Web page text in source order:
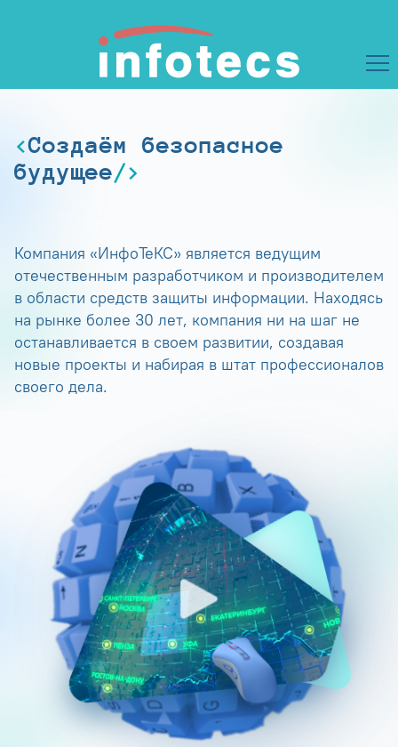
Создаём безопасное
будущее
Компания «ИнфоТеКС» является ведущим
отечественным разработчиком и производителем
в области средств защиты информации. Находясь
на рынке более 30 лет, компания ни на шаг не
останавливается в своем развитии, создавая
новые проекты и набирая в штат профессионалов
своего дела.